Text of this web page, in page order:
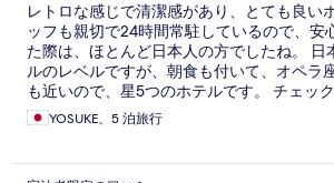
レトロな感じで清潔感があり、とても良い
ッフも親切で24時間常駐しているので、安
た際は、ほとんど日本人の方でしたね。 日
ルのレベルですが、朝食も付いて、オペラ
も近いので、星5つのホテルです。 チェッ
荷物を預かってくれるのも助かりました。
狭いとか、設備が古い等の記載があります
オートロックで室内にセキュリティBOXも
YOSUKE、5 泊旅行